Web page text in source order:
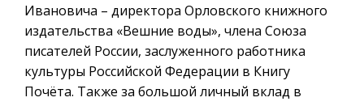
Ивановича – директора Орловского книжного
издательства «Вешние воды», члена Союза
писателей России, заслуженного работника
культуры Российской Федерации в Книгу
Почёта. Также за большой личный вклад в